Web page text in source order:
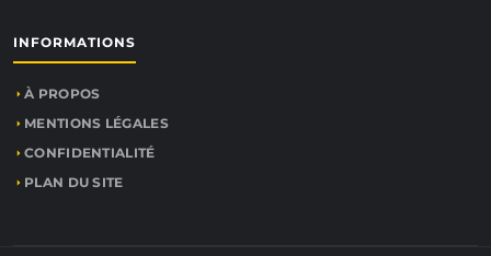
INFORMATIONS
À PROPOS
MENTIONS LÉGALES
CONFIDENTIALITÉ
PLAN DU SITE